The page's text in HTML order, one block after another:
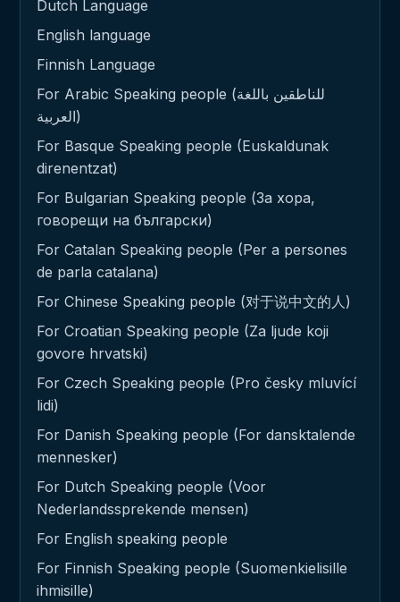
Dutch Language
English language
Finnish Language
For Arabic Speaking people (للناطقين باللغة
العربية)
For Basque Speaking people (Euskaldunak
direnentzat)
For Bulgarian Speaking people (За хора,
говорещи на български)
For Catalan Speaking people (Per a persones
de parla catalana)
For Chinese Speaking people (对于说中文的人)
For Croatian Speaking people (Za ljude koji
govore hrvatski)
For Czech Speaking people (Pro česky mluvící
lidi)
For Danish Speaking people (For dansktalende
mennesker)
For Dutch Speaking people (Voor
Nederlandssprekende mensen)
For English speaking people
For Finnish Speaking people (Suomenkielisille
ihmisille)